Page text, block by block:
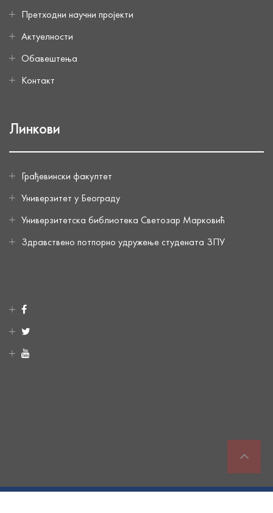
Претходни научни пројекти
Актуелности
Обавештења
Контакт
Линкови
Грађевински факултет
Универзитет у Београду
Универзитетска библиотека Светозар Марковић
Здравствено потпорно удружење студената ЗПУ